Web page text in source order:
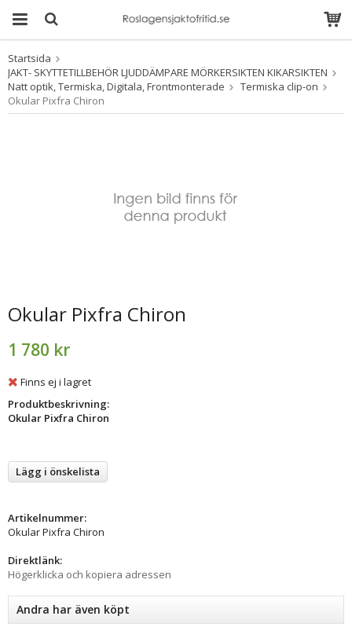
Produkten har blivit
tillagd i varukorgen
Startsida
JAKT- SKYTTETILLBEHÖR LJUDDÄMPARE MÖRKERSIKTEN KIKARSIKTEN
Natt optik, Termiska, Digitala, Frontmonterade
Termiska clip-on
Okular Pixfra Chiron
Okular Pixfra Chiron
1 780 kr
Finns ej i lagret
Produktbeskrivning:
Okular Pixfra Chiron
Lägg i önskelista
Artikelnummer:
Okular Pixfra Chiron
Direktlänk:
Högerklicka och kopiera adressen
Andra har även köpt